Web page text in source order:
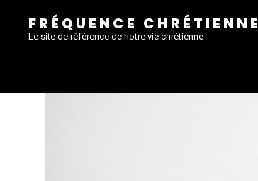
FRÉQUENCE CHRÉTIENNE
Le site de référence de notre vie chrétienne